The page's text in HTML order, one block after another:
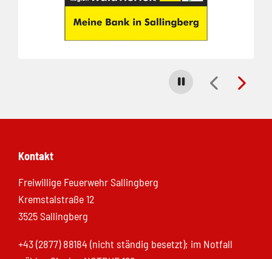
Carousel stoppen
Kontakt
Freiwillige Feuerwehr Sallingberg
Kremstalstraße 12
3525 Sallingberg
+43 (2877) 88184 (nicht ständig besetzt); im Notfall